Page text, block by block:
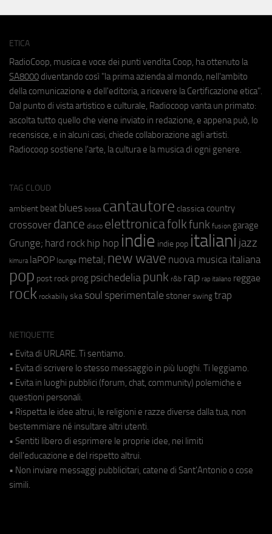
ETICA
RadioCoop, musica e voce dei punti vendita Coop, ha ottenuto la
SA8000 diventando così "la prima azienda al mondo, nell'ambito
della comunicazione e dell'editoria, a ricevere la Certificazione etica".
Dal punto di vista artistico e culturale, Radiocoop vanta un primato:
ascolta tutto quello che viene inviato in redazione, e appena può, lo
recensisce, e in alcuni casi, chiede collaborazione agli artisti.
Radiocoop sostiene l'arte, la cultura e la musica di ogni genere.
TAG CLOUD
ambient beat blues bossa cantautore classica country
crossover dance disco elettronicafolkfunk fusion garage
Grunge; hard rock hip hop indie indie pop italiani jazz
kimura laPOP lounge metal; new wave nuova musica italiana
pop post rock prog psichedeliapunk r&b rap rap italiano reggae
rock rockabilly ska soul sperimentale stoner swing trap
NETIQUETTE
• Evita di URLARE. Ti sentiamo.
• Evita di scrivere lo stesso messaggio in più luoghi. Ti leggiamo.
• Evita in luoghi pubblici (forum, chat, community) polemiche e
questioni personali.
• Rispetta le idee altrui, le religioni e razze diverse dalla tua, non
bestemmiare né insultare altri utenti.
• Sentiti libero di esprimere le proprie idee, nei limiti
dell'educazione e del rispetto altrui.
• Non inviare messaggi pubblicitari, catene di Sant'Antonio o cose
simili.